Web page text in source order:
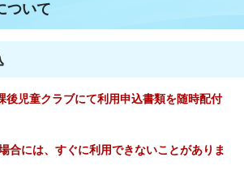
ついて
後児童クラブにて利用申込書類を随時配付
合には、すぐに利用できないことがありま